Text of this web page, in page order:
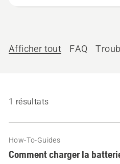
aider ?
Afficher tout FAQ
1 résultats
How-To-Guides
Comment charger la